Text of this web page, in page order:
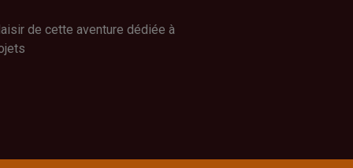
de cette aventure dédiée à